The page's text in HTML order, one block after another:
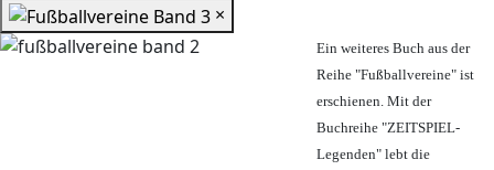
×
Ein weiteres Buch aus der
Reihe "Fußballvereine" ist
erschienen. Mit der
Buchreihe "ZEITSPIEL-
Legenden" lebt die